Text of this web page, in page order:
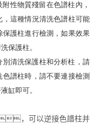
性物質殘留在色譜柱內，
，這種情況清洗色譜柱可能
保護柱進行檢測，如果效果
柱。
清洗保護柱和分析柱，請
柱時，請不要連接檢測
即可。
，可以逆接色譜柱并